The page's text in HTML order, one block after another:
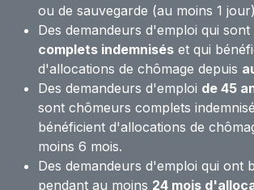
ou de sauvegarde (au moins 1
Des demandeurs d'emploi qui sont
complets indemnisés et qui
d'allocations de chômage depuis
Des demandeurs d'emploi de 45
sont chômeurs complets
bénéficient d'allocations de
moins 6 mois.
Des demandeurs d'emploi qui ont
pendant au moins 24 mois